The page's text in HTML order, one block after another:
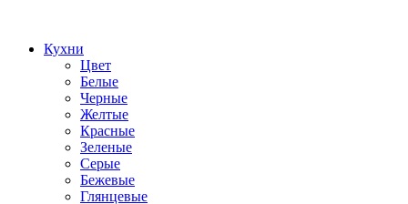
Кухни
Цвет
Белые
Черные
Желтые
Красные
Зеленые
Серые
Бежевые
Глянцевые